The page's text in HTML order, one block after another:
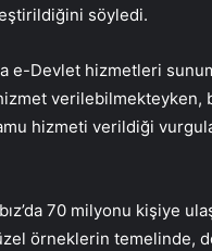
söyledi.
e-Devlet hizmetleri
verilebilmekteyken,
hizmeti verildiği
70 milyonu kişiye
örneklerin temelinde,